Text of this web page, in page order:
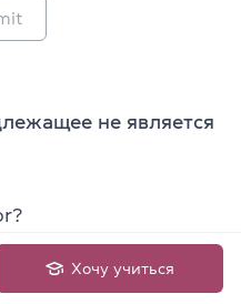
не является
Хочу учиться